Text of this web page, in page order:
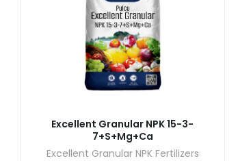
Excellent Granular NPK 15-3-
7+S+Mg+Ca
Excellent Granular NPK Fertilizers